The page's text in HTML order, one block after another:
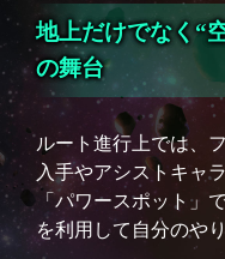
地上だけでなく“
の舞台
ルート進行上では、
入手やアシストキャ
「パワースポット」
を利用して自分のや